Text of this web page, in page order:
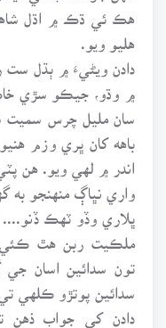
هڪ ئي ڌڪ ۾ اڌل
هليو ويو.
دادن ويڻيءَ ۾ ٻڌل ست
۾ وڌو، جيڪو سڙي
سان مليل چرس سميت
باهه کان ڀري وزم
اندر ۾ لهي ويو. هن
واري نڀاڳ منهنجو
ڀلاري وڏو ٽهڪ
ملڪيت ربن هٿ
تون سدائين اسان
سدائين پوتڙو ڪلهي
دادن کي جواب ذهن